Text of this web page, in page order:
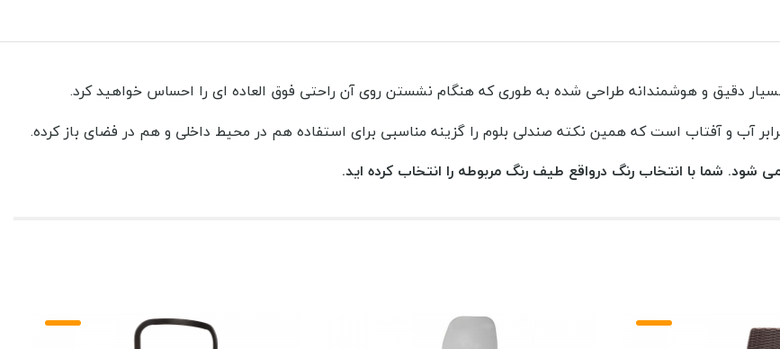
دقیق و هوشمندانه طراحی شده به طوری که هنگام نشستن روی آن راحتی فوق العاده ای را احساس خواهید کرد.
آب و آفتاب است که همین نکته صندلی بلوم را گزینه مناسبی برای استفاده هم در محیط داخلی و هم در فضای باز کرده.
شود. شما با انتخاب رنگ درواقع طیف رنگ مربوطه را انتخاب کرده اید.